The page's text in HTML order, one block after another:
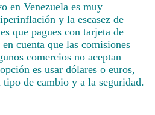
en Venezuela es muy
y la escasez de
que pagues con tarjeta de
cuenta que las comisiones
comercios no aceptan
es usar dólares o euros,
tipo de cambio y a la seguridad.